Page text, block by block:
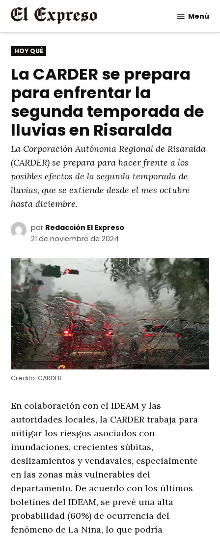
Saltar
contenido
Menú
PUBLICADO
EN
HOY QUÉ
La CARDER se prepara
para enfrentar la
segunda temporada de
lluvias en Risaralda
La Corporación Autónoma Regional de Risaralda
(CARDER) se prepara para hacer frente a los
posibles efectos de la segunda temporada de
lluvias, que se extiende desde el mes octubre
hasta diciembre.
por Redacción El Expreso
21 de noviembre de 2024
Credito: CARDER
En colaboración con el IDEAM y las
autoridades locales, la CARDER trabaja para
mitigar los riesgos asociados con
inundaciones, crecientes súbitas,
deslizamientos y vendavales, especialmente
en las zonas más vulnerables del
departamento. De acuerdo con los últimos
boletines del IDEAM, se prevé una alta
probabilidad (60%) de ocurrencia del
fenómeno de La Niña, lo que podría